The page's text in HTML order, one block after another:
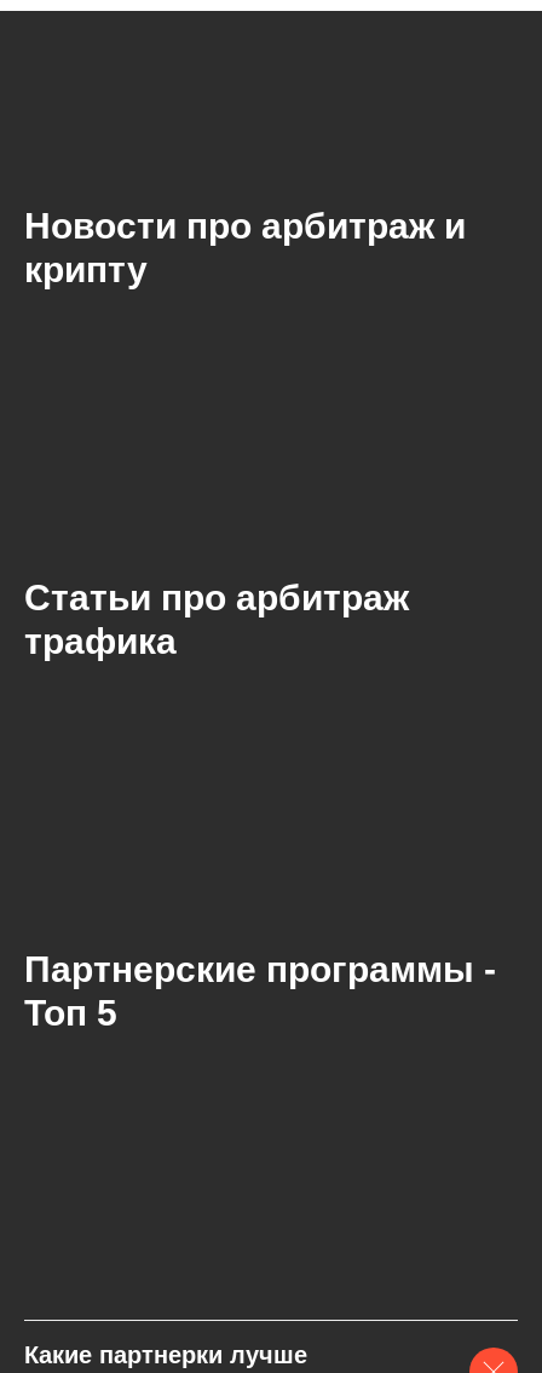
Новости про арбитраж и
крипту
Статьи про арбитраж
трафика
Партнерские программы -
Топ 5
Какие партнерки лучше